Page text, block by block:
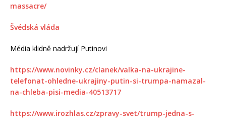
massacre/
Švédská vláda
Média klidně nadržují Putinovi
https://www.novinky.cz/clanek/valka-na-ukrajine-
telefonat-ohledne-ukrajiny-putin-si-trumpa-namazal-
na-chleba-pisi-media-40513717
https://www.irozhlas.cz/zpravy-svet/trump-jedna-s-